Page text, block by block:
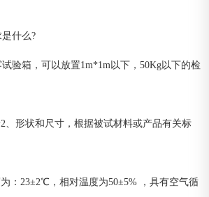
什么?
验箱，可以放置1m*1m以下，50Kg以下的检
、形状和尺寸，根据被试材料或产品有关标
：23±2℃，相对温度为50±5% ，具有空气循